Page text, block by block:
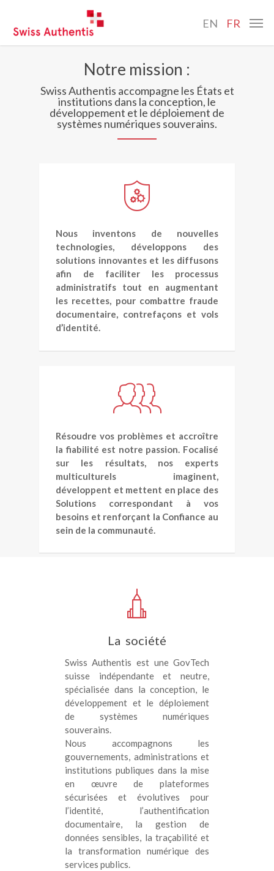
main
content
EN FR
Notre mission :
Swiss Authentis accompagne les États et
institutions dans la conception, le
développement et le déploiement de
systèmes numériques souverains.
Nous inventons de nouvelles
technologies, développons des
solutions innovantes et les diffusons
afin de faciliter les processus
administratifs tout en augmentant
les recettes, pour combattre fraude
documentaire, contrefaçons et vols
d’identité.
Résoudre vos problèmes et accroître
la fiabilité est notre passion. Focalisé
sur les résultats, nos experts
multiculturels imaginent,
développent et mettent en place des
Solutions correspondant à vos
besoins et renforçant la Confiance au
sein de la communauté.
La société
Swiss Authentis est une GovTech
suisse indépendante et neutre,
spécialisée dans la conception, le
développement et le déploiement
de systèmes numériques
souverains.
Nous accompagnons les
gouvernements, administrations et
institutions publiques dans la mise
en œuvre de plateformes
sécurisées et évolutives pour
l’identité, l’authentification
documentaire, la gestion de
données sensibles, la traçabilité et
la transformation numérique des
services publics.